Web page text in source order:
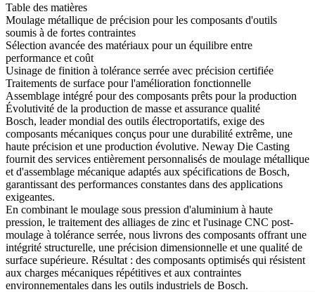
Table des matières
Moulage métallique de précision pour les composants d'outils
soumis à de fortes contraintes
Sélection avancée des matériaux pour un équilibre entre
performance et coût
Usinage de finition à tolérance serrée avec précision certifiée
Traitements de surface pour l'amélioration fonctionnelle
Assemblage intégré pour des composants prêts pour la production
Évolutivité de la production de masse et assurance qualité
Bosch, leader mondial des outils électroportatifs, exige des
composants mécaniques conçus pour une durabilité extrême, une
haute précision et une production évolutive. Neway Die Casting
fournit des services entièrement personnalisés de moulage métallique
et d'assemblage mécanique adaptés aux spécifications de Bosch,
garantissant des performances constantes dans des applications
exigeantes.
En combinant le moulage sous pression d'aluminium à haute
pression, le traitement des alliages de zinc et l'usinage CNC post-
moulage à tolérance serrée, nous livrons des composants offrant une
intégrité structurelle, une précision dimensionnelle et une qualité de
surface supérieure. Résultat : des composants optimisés qui résistent
aux charges mécaniques répétitives et aux contraintes
environnementales dans les outils industriels de Bosch.